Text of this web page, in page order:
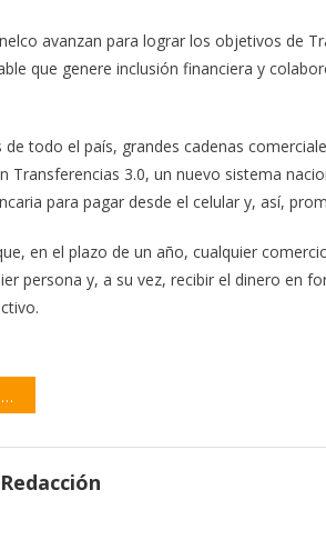
avanzan para lograr los objetivos de
que genere inclusión financiera y
todo el país, grandes cadenas
Transferencias 3.0, un nuevo sistema
para pagar desde el celular y, así,
en el plazo de un año, cualquier
persona y, a su vez, recibir el dinero en
Redacción